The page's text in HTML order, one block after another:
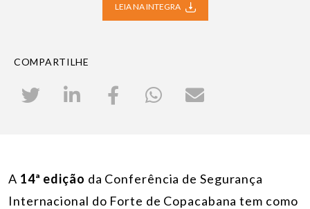
LEIA NA INTEGRA
COMPARTILHE
A 14ª edição da Conferência de Segurança
Internacional do Forte de Copacabana tem como